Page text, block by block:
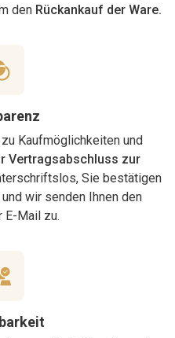
den Rückankauf der Ware.
zu Kaufmöglichkeiten und
Vertragsabschluss zur
Sie bestätigen
wir senden Ihnen den
E-Mail zu.